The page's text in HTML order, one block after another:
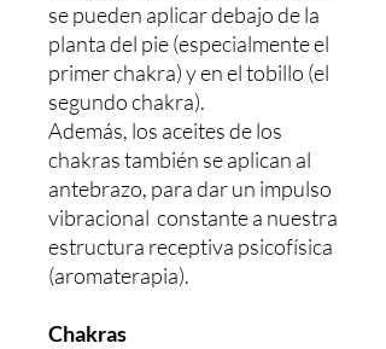
se pueden aplicar debajo de la
planta del pie (especialmente el
primer chakra) y en el tobillo (el
segundo chakra).
Además, los aceites de los
chakras también se aplican al
antebrazo, para dar un impulso
vibracional constante a nuestra
estructura receptiva psicofísica
(aromaterapia).
Chakras